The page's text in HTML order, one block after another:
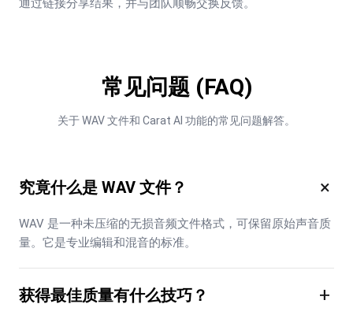
常见问题 (FAQ)
关于 WAV 文件和 Carat AI 功能的常见问题解答。
究竟什么是 WAV 文件？ ×
WAV 是一种未压缩的无损音频文件格式，可保留原始声音质
量。它是专业编辑和混音的标准。
获得最佳质量有什么技巧？ +